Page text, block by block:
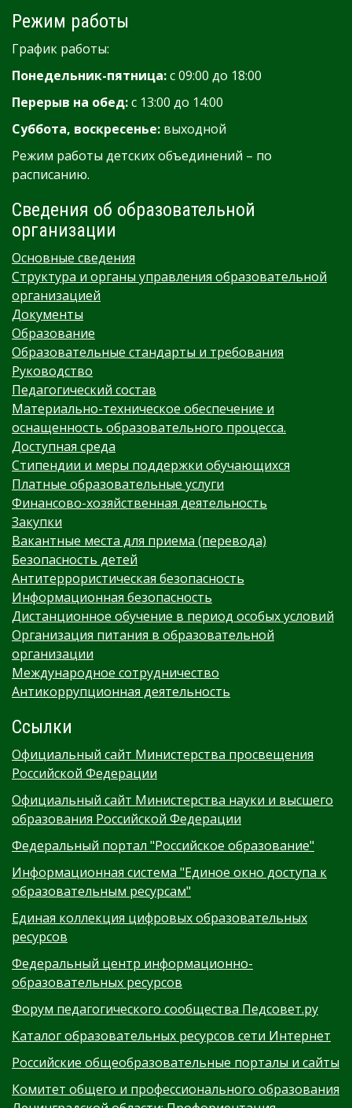
Режим работы
График работы:
Понедельник-пятница:с 09:00 до 18:00
Перерыв на обед:с 13:00 до 14:00
Суббота, воскресенье: выходной
Режим работы детских объединений – по
расписанию.
Сведения об образовательной
организации
Основные сведения
Структура и органы управления образовательной
организацией
Документы
Образование
Образовательные стандарты и требования
Руководство
Педагогический состав
Материально-техническое обеспечение и
оснащенность образовательного процесса.
Доступная среда
Стипендии и меры поддержки обучающихся
Платные образовательные услуги
Финансово-хозяйственная деятельность
Закупки
Вакантные места для приема (перевода)
Безопасность детей
Антитеррористическая безопасность
Информационная безопасность
Дистанционное обучение в период особых условий
Организация питания в образовательной
организации
Международное сотрудничество
Антикоррупционная деятельность
Ссылки
Официальный сайт Министерства просвещения
Российской Федерации
Официальный сайт Министерства науки и высшего
образования Российской Федерации
Федеральный портал "Российское образование"
Информационная система "Единое окно доступа к
образовательным ресурсам"
Единая коллекция цифровых образовательных
ресурсов
Федеральный центр информационно-
образовательных ресурсов
Форум педагогического сообщества Педсовет.ру
Каталог образовательных ресурсов сети Интернет
Российские общеобразовательные порталы и сайты
Комитет общего и профессионального образования